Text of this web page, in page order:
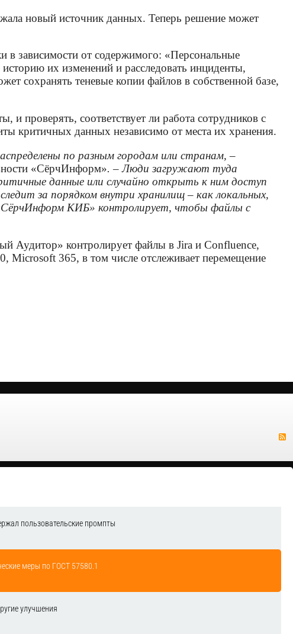
новый источник данных. Теперь решение может
в зависимости от содержимого: «Персональные
их изменений и расследовать инциденты,
сохранять теневые копии файлов в собственной базе,
проверять, соответствует ли работа сотрудников с
критичных данных независимо от места их хранения.
по разным городам или странам, –
«СёрчИнформ». – Люди загружают туда
данные или случайно открыть к ним доступ
за порядком внутри хранилищ – как локальных,
КИБ» контролирует, чтобы файлы с
Аудитор» контролирует файлы в Jira и Confluence,
365, в том числе отслеживает перемещение
пользовательские промпты
меры по ГОСТ 57580.1
улучшения